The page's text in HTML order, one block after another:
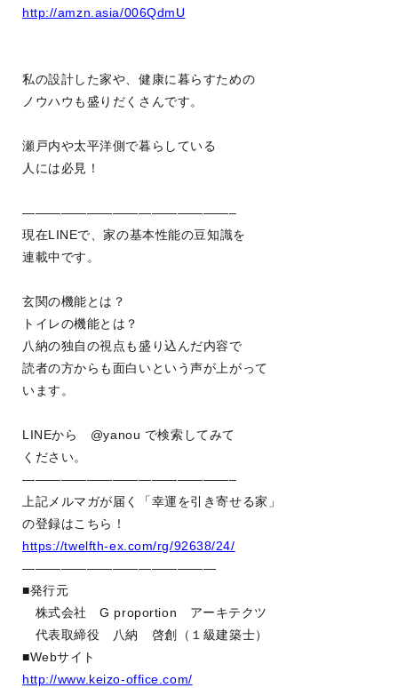
http://amzn.asia/006QdmU
私の設計した家や、健康に暮らすための
ノウハウも盛りだくさんです。
瀬戸内や太平洋側で暮らしている
人には必見！
————————————————–
現在LINEで、家の基本性能の豆知識を
連載中です。
玄関の機能とは？
トイレの機能とは？
八納の独自の視点も盛り込んだ内容で
読者の方からも面白いという声が上がって
います。
LINEから @yanou で検索してみて
ください。
————————————————–
上記メルマガが届く「幸運を引き寄せる家」
の登録はこちら！
https://twelfth-ex.com/rg/92638/24/
———————————————
■発行元
株式会社 G proportion アーキテクツ
代表取締役 八納 啓創（１級建築士）
■Webサイト
http://www.keizo-office.com/